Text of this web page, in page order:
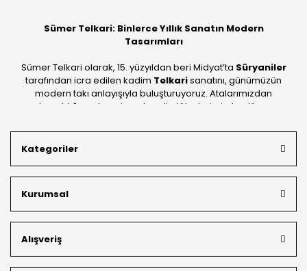
Sümer Telkari: Binlerce Yıllık Sanatın Modern
Tasarımları
Sümer Telkari olarak, 15. yüzyıldan beri Midyat’ta Süryaniler
tarafından icra edilen kadim Telkarisanatını, günümüzün
modern takı anlayışıyla buluşturuyoruz. Atalarımızdan
devraldığımız bu mirası; kendi atölyelerimizde, dünya
Mardin’in tarihi dokusunu yansıtan geleneksel işlemeleri, her
bütçeye uygun
müşterilerimizin özel siparişlerini benzersiz bir titizlikle
hazırlıyor; köklü geçmişimizi geleceğin takı modasına
güvenle taşıyoruz.
Kategoriler
Kurumsal
Alışveriş